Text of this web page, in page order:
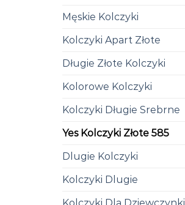
Męskie Kolczyki
Kolczyki Apart Złote
Długie Złote Kolczyki
Kolorowe Kolczyki
Kolczyki Długie Srebrne
Yes Kolczyki Złote 585
Dlugie Kolczyki
Kolczyki Dlugie